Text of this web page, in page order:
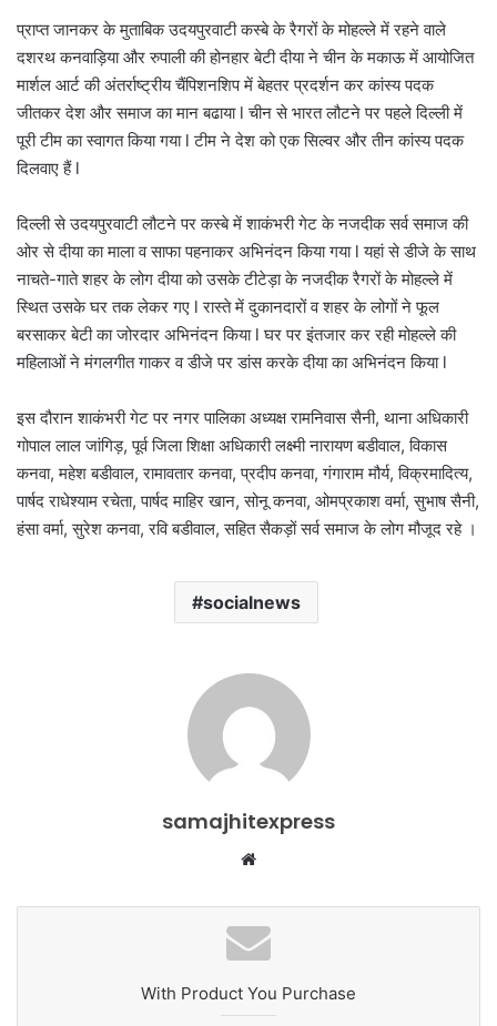
प्राप्त जानकर के मुताबिक उदयपुरवाटी कस्बे के रैगरों के मोहल्ले में रहने वाले
दशरथ कनवाड़िया और रुपाली की होनहार बेटी दीया ने चीन के मकाऊ में आयोजित
मार्शल आर्ट की अंतर्राष्ट्रीय चैंपिशनशिप में बेहतर प्रदर्शन कर कांस्य पदक
जीतकर देश और समाज का मान बढाया l चीन से भारत लौटने पर पहले दिल्ली में
पूरी टीम का स्वागत किया गया l टीम ने देश को एक सिल्वर और तीन कांस्य पदक
दिलवाए हैं l
दिल्ली से उदयपुरवाटी लौटने पर कस्बे में शाकंभरी गेट के नजदीक सर्व समाज की
ओर से दीया का माला व साफा पहनाकर अभिनंदन किया गया l यहां से डीजे के साथ
नाचते-गाते शहर के लोग दीया को उसके टीटेड़ा के नजदीक रैगरों के मोहल्ले में
स्थित उसके घर तक लेकर गए l रास्ते में दुकानदारों व शहर के लोगों ने फूल
बरसाकर बेटी का जोरदार अभिनंदन किया l घर पर इंतजार कर रही मोहल्ले की
महिलाओं ने मंगलगीत गाकर व डीजे पर डांस करके दीया का अभिनंदन किया l
इस दौरान शाकंभरी गेट पर नगर पालिका अध्यक्ष रामनिवास सैनी, थाना अधिकारी
गोपाल लाल जांगिड़, पूर्व जिला शिक्षा अधिकारी लक्ष्मी नारायण बडीवाल, विकास
कनवा, महेश बडीवाल, रामावतार कनवा, प्रदीप कनवा, गंगाराम मौर्य, विक्रमादित्य,
पार्षद राधेश्याम रचेता, पार्षद माहिर खान, सोनू कनवा, ओमप्रकाश वर्मा, सुभाष सैनी,
हंसा वर्मा, सुरेश कनवा, रवि बडीवाल, सहित सैकड़ों सर्व समाज के लोग मौजूद रहे ।
socialnews
samajhitexpress
With Product You Purchase